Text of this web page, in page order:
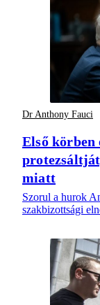
Dr Anthony Fauci
Első körben
miatt
Szorul a hurok
szakbizottsági